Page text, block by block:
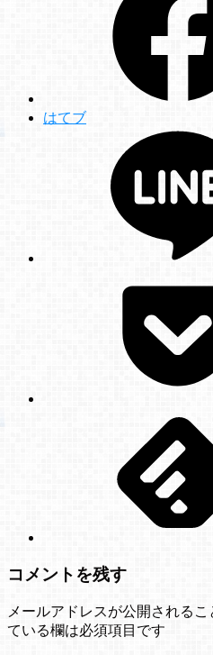
はてブ
コメントを残す
メールアドレスが公開されるこ
ている欄は必須項目です